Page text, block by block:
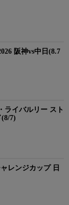
阪神vs中日(8.7
ライバルリー スト
7)
レンジカップ 日